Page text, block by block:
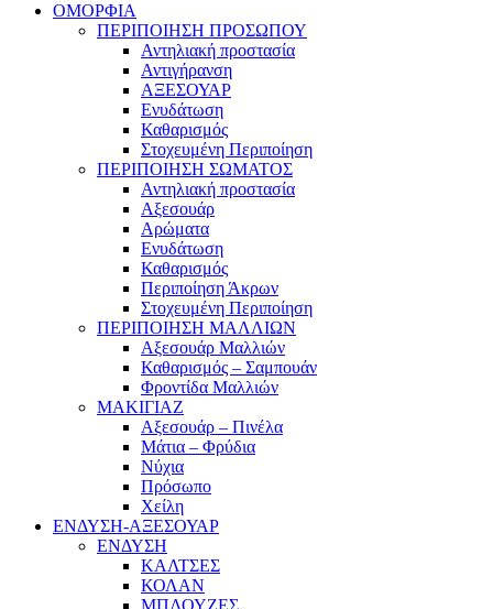
ΟΜΟΡΦΙΑ
ΠΕΡΙΠΟΙΗΣΗ ΠΡΟΣΩΠΟΥ
Αντηλιακή προστασία
Αντιγήρανση
ΑΞΕΣΟΥΑΡ
Ενυδάτωση
Καθαρισμός
Στοχευμένη Περιποίηση
ΠΕΡΙΠΟΙΗΣΗ ΣΩΜΑΤΟΣ
Αντηλιακή προστασία
Αξεσουάρ
Αρώματα
Ενυδάτωση
Καθαρισμός
Περιποίηση Άκρων
Στοχευμένη Περιποίηση
ΠΕΡΙΠΟΙΗΣΗ ΜΑΛΛΙΩΝ
Αξεσουάρ Μαλλιών
Καθαρισμός – Σαμπουάν
Φροντίδα Μαλλιών
ΜΑΚΙΓΙΑΖ
Αξεσουάρ – Πινέλα
Μάτια – Φρύδια
Νύχια
Πρόσωπο
Χείλη
ΕΝΔΥΣΗ-ΑΞΕΣΟΥΑΡ
ΕΝΔΥΣΗ
ΚΑΛΤΣΕΣ
ΚΟΛΑΝ